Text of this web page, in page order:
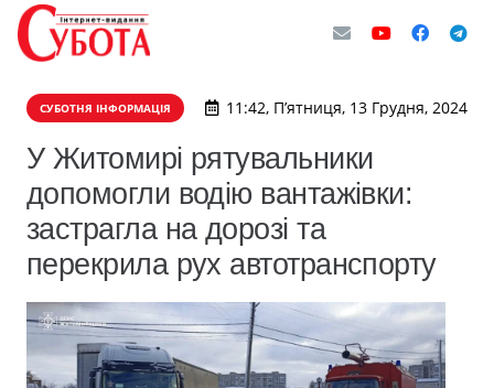
СУБОТНЯ ІНФОРМАЦІЯ 11:42, П’ятниця, 13 Грудня, 2024
У Житомирі рятувальники
допомогли водію вантажівки:
застрагла на дорозі та
перекрила рух автотранспорту